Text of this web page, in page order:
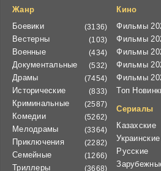
Жанр
Боевики
(3136)
Вестерны (103)
Военные (434)
Документальные (532)
Драмы (7454)
Исторические (833)
Криминальные (2587)
Комедии (5262)
Мелодрамы (3364)
Приключения (2282)
Семейные (1266)
Триллеры (3668)
Кино
Фильмы
Фильмы
Фильмы
Фильмы
Фильмы
Топ
Сериалы
Казахские
Украинские
Русские